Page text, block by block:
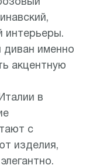
интерьеры.
именно
акцентную
в
с
изделия,